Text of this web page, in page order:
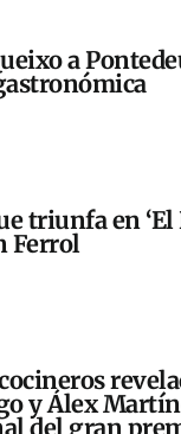
a
triunfa en ‘El
Ferrol
y Álex
del gran